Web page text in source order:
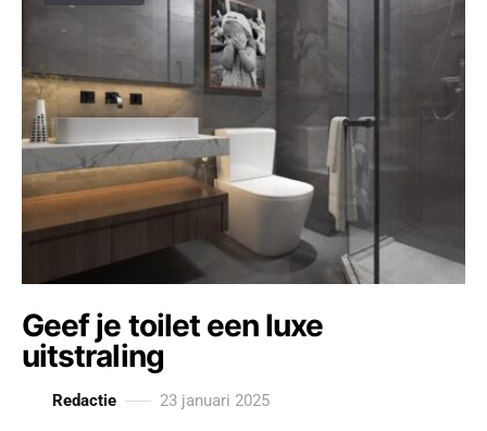
Geef je toilet een luxe
uitstraling
Redactie 23 januari 2025